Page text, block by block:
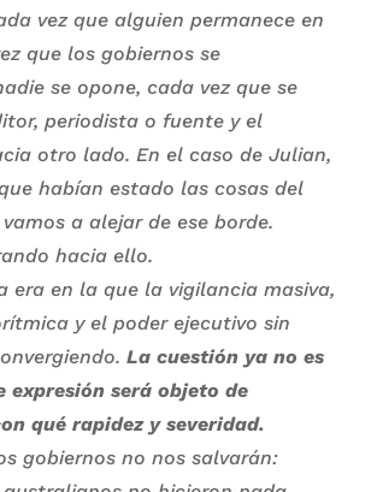
vez que alguien permanece en
que los gobiernos se
se opone, cada vez que se
periodista o fuente y el
otro lado. En el caso de Julian,
habían estado las cosas del
a alejar de ese borde.
hacia ello.
era en la que la vigilancia masiva,
y el poder ejecutivo sin
La cuestión ya no es
expresión será objeto de
qué rapidez y severidad.
gobiernos no nos salvarán: